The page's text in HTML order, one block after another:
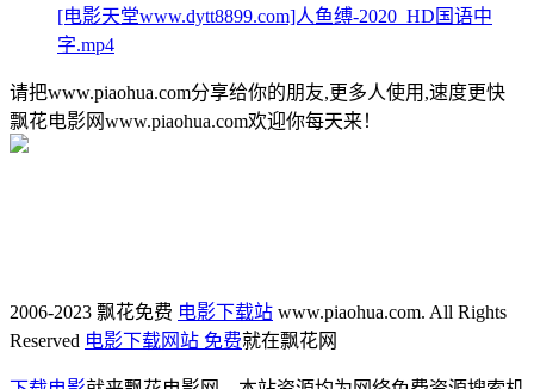
[电影天堂www.dytt8899.com]人鱼缚-2020_HD国语中
字.mp4
请把www.piaohua.com分享给你的朋友,更多人使用,速度更快
飘花电影网www.piaohua.com欢迎你每天来！
2006-2023 飘花免费 电影下载站 www.piaohua.com. All Rights
Reserved 电影下载网站 免费就在飘花网